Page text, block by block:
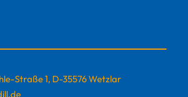
Straße 1, D-35576 Wetzlar